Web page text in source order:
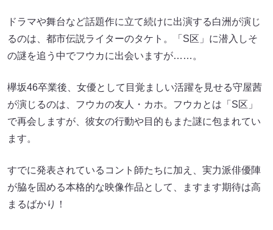
ドラマや舞台など話題作に立て続けに出演する白洲が演じ
るのは、都市伝説ライターのタケト。「S区」に潜入しそ
の謎を追う中でフウカに出会いますが……。
欅坂46卒業後、女優として目覚ましい活躍を見せる守屋茜
が演じるのは、フウカの友人・カホ。フウカとは「S区」
で再会しますが、彼女の行動や目的もまた謎に包まれてい
ます。
すでに発表されているコント師たちに加え、実力派俳優陣
が脇を固める本格的な映像作品として、ますます期待は高
まるばかり！